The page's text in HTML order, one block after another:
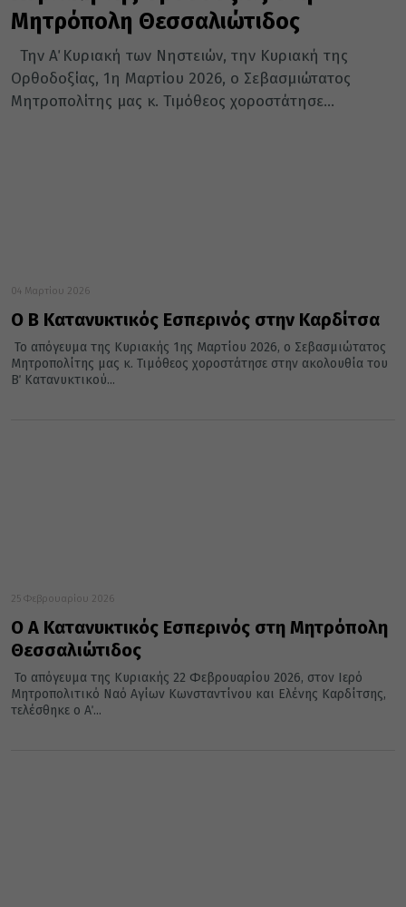
Μητρόπολη Θεσσαλιώτιδος
Την Α΄ Κυριακή των Νηστειών, την Κυριακή της
Ορθοδοξίας, 1η Μαρτίου 2026, ο Σεβασμιώτατος
Μητροπολίτης μας κ. Τιμόθεος χοροστάτησε...
04 Μαρτίου 2026
Ο Β΄ Κατανυκτικός Εσπερινός στην Καρδίτσα
Το απόγευμα της Κυριακής 1ης Μαρτίου 2026, ο Σεβασμιώτατος
Μητροπολίτης μας κ. Τιμόθεος χοροστάτησε στην ακολουθία του
Β΄ Κατανυκτικού...
25 Φεβρουαρίου 2026
Ο Α΄ Κατανυκτικός Εσπερινός στη Μητρόπολη
Θεσσαλιώτιδος
Το απόγευμα της Κυριακής 22 Φεβρουαρίου 2026, στον Ιερό
Μητροπολιτικό Ναό Αγίων Κωνσταντίνου και Ελένης Καρδίτσης,
τελέσθηκε ο Α΄...